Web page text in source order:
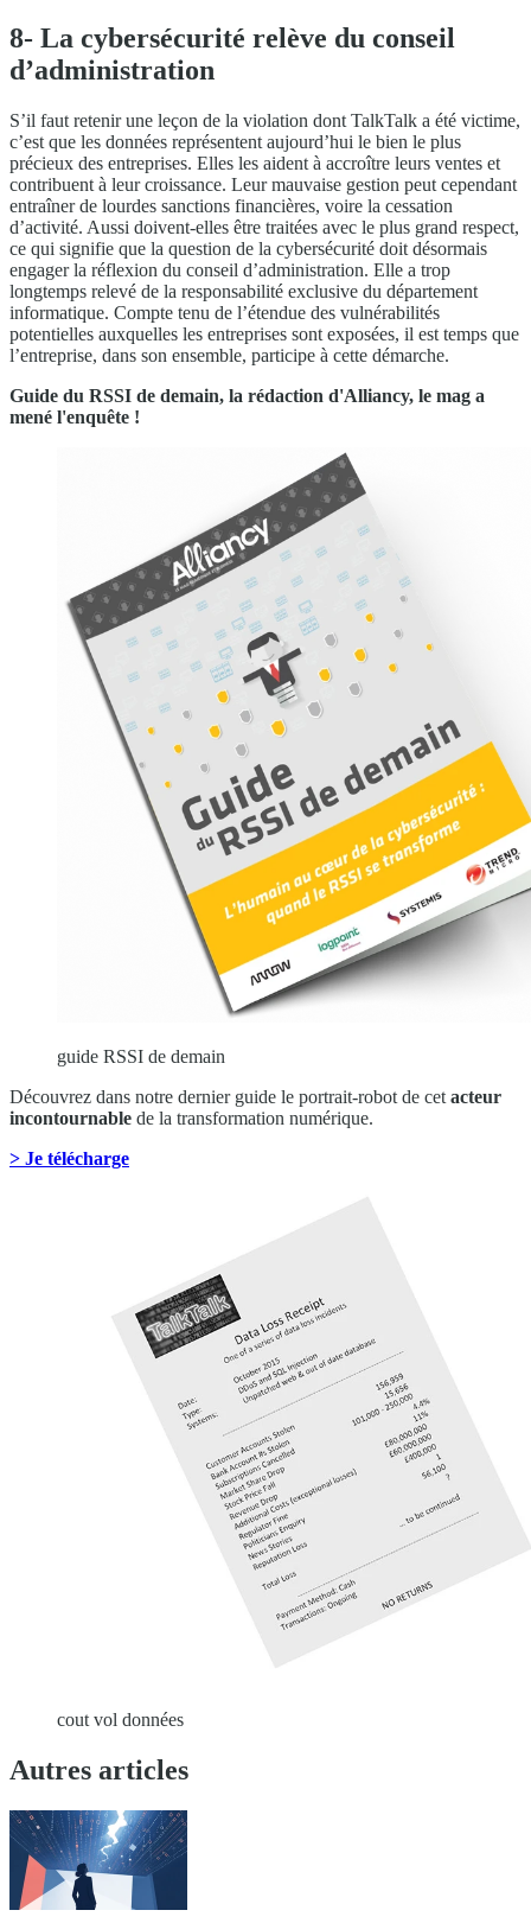
8- La cybersécurité relève du conseil
d’administration
S’il faut retenir une leçon de la violation dont TalkTalk a été victime,
c’est que les données représentent aujourd’hui le bien le plus
précieux des entreprises. Elles les aident à accroître leurs ventes et
contribuent à leur croissance. Leur mauvaise gestion peut cependant
entraîner de lourdes sanctions financières, voire la cessation
d’activité. Aussi doivent-elles être traitées avec le plus grand respect,
ce qui signifie que la question de la cybersécurité doit désormais
engager la réflexion du conseil d’administration. Elle a trop
longtemps relevé de la responsabilité exclusive du département
informatique. Compte tenu de l’étendue des vulnérabilités
potentielles auxquelles les entreprises sont exposées, il est temps que
l’entreprise, dans son ensemble, participe à cette démarche.
Guide du RSSI de demain, la rédaction d'Alliancy, le mag a
mené l'enquête !
guide RSSI de demain
Découvrez dans notre dernier guide le portrait-robot de cet acteur
incontournable de la transformation numérique.
> Je télécharge
cout vol données
Autres articles